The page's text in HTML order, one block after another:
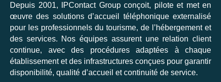
Depuis 2001, IPContact Group conçoit, pilote et met en
œuvre des solutions d’accueil téléphonique externalisé
pour les professionnels du tourisme, de l’hébergement et
des services. Nos équipes assurent une relation client
continue, avec des procédures adaptées à chaque
établissement et des infrastructures conçues pour garantir
disponibilité, qualité d’accueil et continuité de service.